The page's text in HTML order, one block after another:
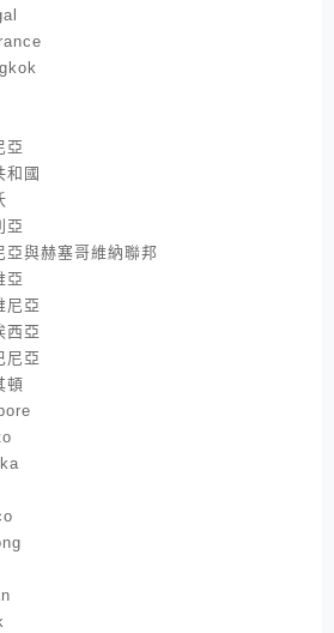
亞
和國
亞
與赫塞哥維納聯邦
亞
尼亞
西亞
尼亞
頓